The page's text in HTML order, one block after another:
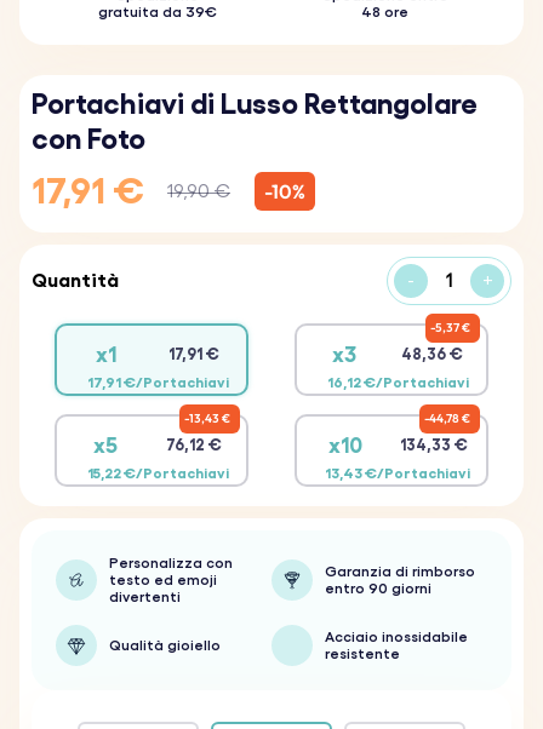
gratuita da 39€
48 ore
Portachiavi di Lusso Rettangolare
con Foto
17,91 € 19,90 € -10%
Quantità - +
x1 17,91 €
17,91 €/Portachiavi
x3 48,36 €
16,12 €/Portachiavi
5,37 €
x5 76,12 €
15,22 €/Portachiavi
13,43 €
x10 134,33 €
13,43 €/Portachiavi
44,78 €
Personalizza con
testo ed emoji
divertenti
Garanzia di rimborso
entro 90 giorni
Qualità gioiello
Acciaio inossidabile
resistente